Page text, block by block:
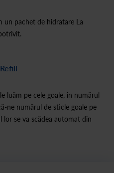
un pachet de hidratare La
luăm pe cele goale, în numărul
ne numărul de sticle goale pe
lor se va scădea automat din